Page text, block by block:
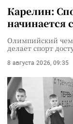
Карелин:
начинается
Олимпийский
делает спорт
8 августа 2026, 09:35